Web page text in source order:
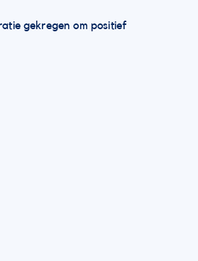
gekregen om positief